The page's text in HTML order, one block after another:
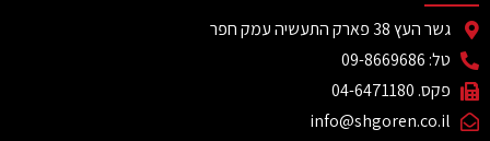
גשר העץ 38 פארק התעשיה עמק חפר
טל: 09-8669686
פקס. 04-6471180
info@shgoren.co.il